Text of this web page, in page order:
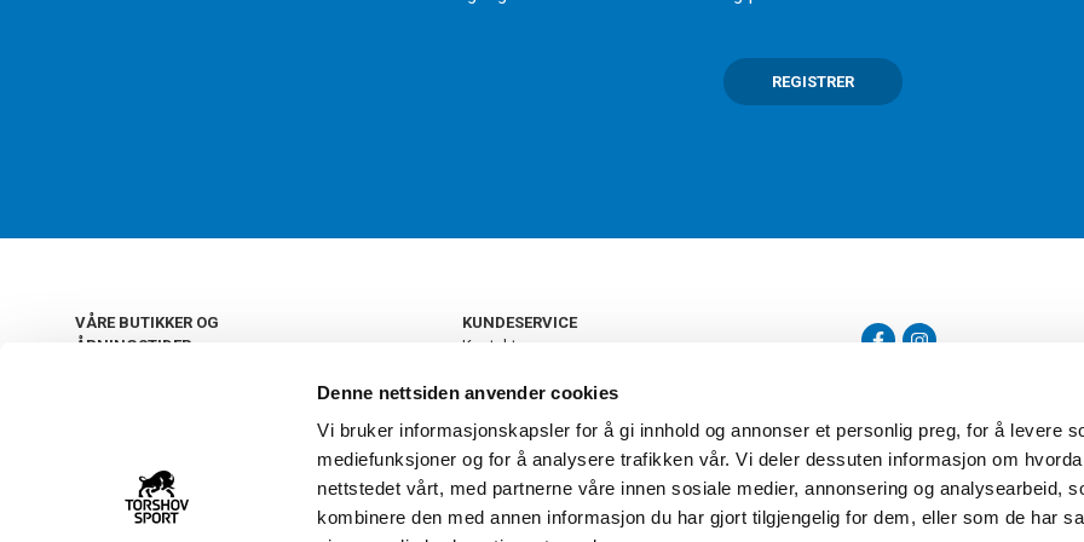
Denne nettsiden anvender cookies
Vi bruker informasjonskapsler for å gi innhold og annonser et personlig preg, for å levere
mediefunksjoner og for å analysere trafikken vår. Vi deler dessuten informasjon om
nettstedet vårt, med partnerne våre innen sosiale medier, annonsering og analysearbeid,
kombinere den med annen informasjon du har gjort tilgjengelig for dem, eller som de har
REGISTRER
VÅRE BUTIKKER OG
ÅPNINGSTIDER
22 09 20 20
KUNDESERVICE
Kontakt oss
Retur og bytte
Personvern
Frakt og levering
Ledige stillinger
FAQ - Ofte stilte spørsmål
Åpenhetsloven
Torshov Sport har over 90 års
klubbhandel. Torshov Sport har
Drammen, Sandvika Storsenter